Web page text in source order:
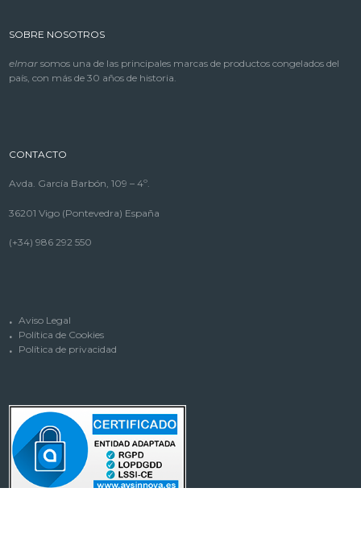
SOBRE NOSOTROS
elmar somos una de las principales marcas de productos congelados del
país, con más de 30 años de historia.
CONTACTO
Avda. García Barbón, 109 – 4º.
36201 Vigo (Pontevedra) España
(+34) 986 292 550
Aviso Legal
Política de Cookies
Política de privacidad